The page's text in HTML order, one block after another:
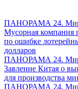
ПАНОРАМА 24.
Мусорная компания
по ошибке
долларов
ПАНОРАМА 24.
Завление Китая о
для производства
ПАНОРАМА 24.